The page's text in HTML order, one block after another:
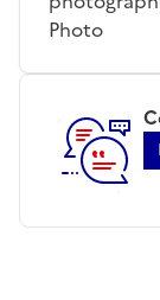
Photo